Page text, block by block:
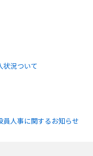
状況ついて
人事に関するお知らせ